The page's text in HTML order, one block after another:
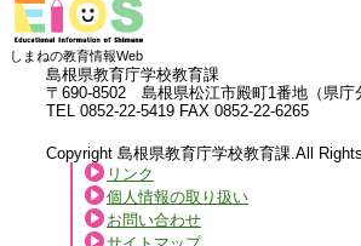
しまねの教育情報Web
島根県教育庁学校教育課
〒690-8502 島根県松江市殿町1番地（県庁
TEL 0852-22-5419 FAX 0852-22-6265
Copyright 島根県教育庁学校教育課.All
リンク
個人情報の取り扱い
お問い合わせ